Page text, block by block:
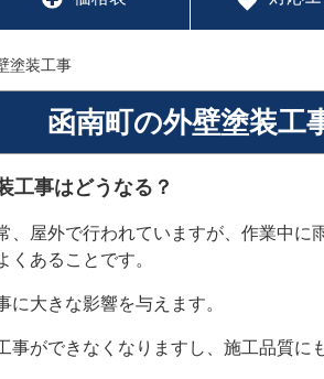
塗装工事
函南町の外壁塗装工
工事はどうなる？
、屋外で行われていますが、作業中に
くあることです。
に大きな影響を与えます。
事ができなくなりますし、施工品質に